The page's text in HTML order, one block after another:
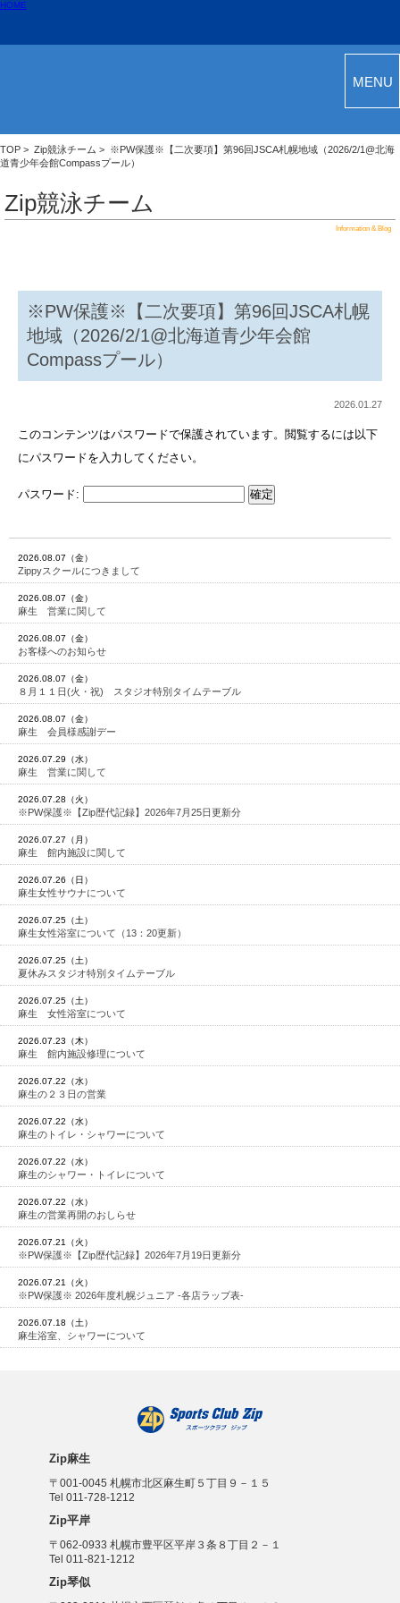
MENU
HOME
TOP > Zip競泳チーム > ※PW保護※【二次要項】第96回JSCA札幌地域（2026/2/1@北海
道青少年会館Compassプール）
Zip競泳チーム
Information & Blog
※PW保護※【二次要項】第96回JSCA札幌
地域（2026/2/1@北海道青少年会館
Compassプール）
2026.01.27
このコンテンツはパスワードで保護されています。閲覧するには以下
にパスワードを入力してください。
パスワード:
2026.08.07（金）
Zippyスクールにつきまして
2026.08.07（金）
麻生 営業に関して
2026.08.07（金）
お客様へのお知らせ
2026.08.07（金）
８月１１日(火・祝) スタジオ特別タイムテーブル
2026.08.07（金）
麻生 会員様感謝デー
2026.07.29（水）
麻生 営業に関して
2026.07.28（火）
※PW保護※【Zip歴代記録】2026年7月25日更新分
2026.07.27（月）
麻生 館内施設に関して
2026.07.26（日）
麻生女性サウナについて
2026.07.25（土）
麻生女性浴室について（13：20更新）
2026.07.25（土）
夏休みスタジオ特別タイムテーブル
2026.07.25（土）
麻生 女性浴室について
2026.07.23（木）
麻生 館内施設修理について
2026.07.22（水）
麻生の２３日の営業
2026.07.22（水）
麻生のトイレ・シャワーについて
2026.07.22（水）
麻生のシャワー・トイレについて
2026.07.22（水）
麻生の営業再開のおしらせ
2026.07.21（火）
※PW保護※【Zip歴代記録】2026年7月19日更新分
2026.07.21（火）
※PW保護※ 2026年度札幌ジュニア -各店ラップ表-
2026.07.18（土）
麻生浴室、シャワーについて
Zip麻生
〒001-0045 札幌市北区麻生町５丁目９－１５
Tel 011-728-1212
Zip平岸
〒062-0933 札幌市豊平区平岸３条８丁目２－１
Tel 011-821-1212
Zip琴似